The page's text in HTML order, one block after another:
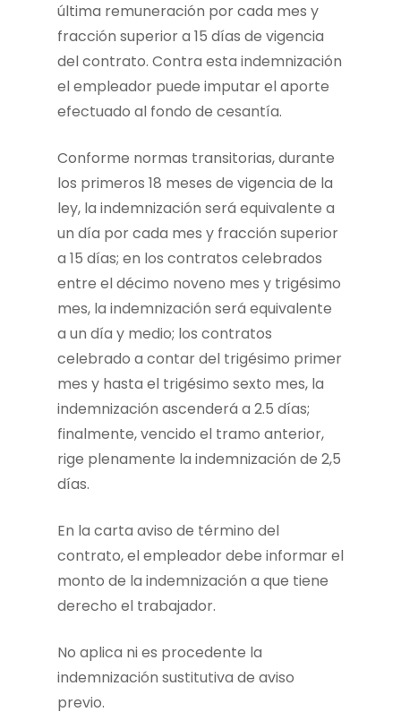
última remuneración por cada mes y
fracción superior a 15 días de vigencia
del contrato. Contra esta indemnización
el empleador puede imputar el aporte
efectuado al fondo de cesantía.
Conforme normas transitorias, durante
los primeros 18 meses de vigencia de la
ley, la indemnización será equivalente a
un día por cada mes y fracción superior
a 15 días; en los contratos celebrados
entre el décimo noveno mes y trigésimo
mes, la indemnización será equivalente
a un día y medio; los contratos
celebrado a contar del trigésimo primer
mes y hasta el trigésimo sexto mes, la
indemnización ascenderá a 2.5 días;
finalmente, vencido el tramo anterior,
rige plenamente la indemnización de 2,5
días.
En la carta aviso de término del
contrato, el empleador debe informar el
monto de la indemnización a que tiene
derecho el trabajador.
No aplica ni es procedente la
indemnización sustitutiva de aviso
previo.